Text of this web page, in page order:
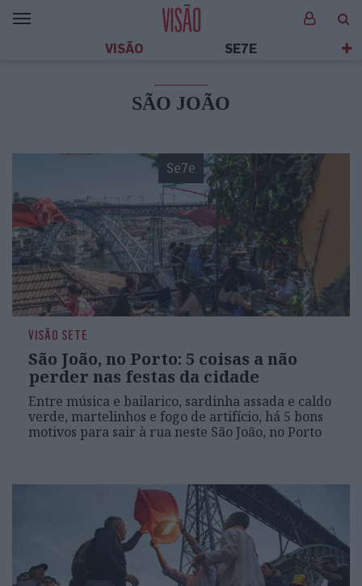
VISÃO SE7E
SÃO JOÃO
Se7e
VISÃO SETE
São João, no Porto: 5 coisas a não
perder nas festas da cidade
Entre música e bailarico, sardinha assada e caldo
verde, martelinhos e fogo de artifício, há 5 bons
motivos para sair à rua neste São João, no Porto